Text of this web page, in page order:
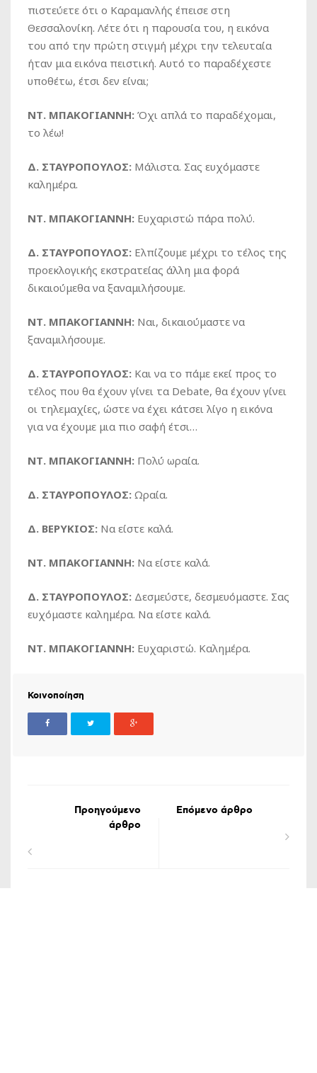
πιστεύετε ότι ο Καραμανλής έπεισε στη
Θεσσαλονίκη. Λέτε ότι η παρουσία του, η εικόνα
του από την πρώτη στιγμή μέχρι την τελευταία
ήταν μια εικόνα πειστική. Αυτό το παραδέχεστε
υποθέτω, έτσι δεν είναι;
ΝΤ. ΜΠΑΚΟΓΙΑΝΝΗ: Όχι απλά το παραδέχομαι,
το λέω!
Δ. ΣΤΑΥΡΟΠΟΥΛΟΣ: Μάλιστα. Σας ευχόμαστε
καλημέρα.
ΝΤ. ΜΠΑΚΟΓΙΑΝΝΗ: Ευχαριστώ πάρα πολύ.
Δ. ΣΤΑΥΡΟΠΟΥΛΟΣ: Ελπίζουμε μέχρι το τέλος της
προεκλογικής εκστρατείας άλλη μια φορά
δικαιούμεθα να ξαναμιλήσουμε.
ΝΤ. ΜΠΑΚΟΓΙΑΝΝΗ: Ναι, δικαιούμαστε να
ξαναμιλήσουμε.
Δ. ΣΤΑΥΡΟΠΟΥΛΟΣ: Και να το πάμε εκεί προς το
τέλος που θα έχουν γίνει τα Debate, θα έχουν γίνει
οι τηλεμαχίες, ώστε να έχει κάτσει λίγο η εικόνα
για να έχουμε μια πιο σαφή έτσι…
ΝΤ. ΜΠΑΚΟΓΙΑΝΝΗ: Πολύ ωραία.
Δ. ΣΤΑΥΡΟΠΟΥΛΟΣ: Ωραία.
Δ. ΒΕΡΥΚΙΟΣ: Να είστε καλά.
ΝΤ. ΜΠΑΚΟΓΙΑΝΝΗ: Να είστε καλά.
Δ. ΣΤΑΥΡΟΠΟΥΛΟΣ: Δεσμεύστε, δεσμευόμαστε. Σας
ευχόμαστε καλημέρα. Να είστε καλά.
ΝΤ. ΜΠΑΚΟΓΙΑΝΝΗ: Ευχαριστώ. Καλημέρα.
Κοινοποίηση
Προηγούμενο
άρθρο
Επόμενο άρθρο